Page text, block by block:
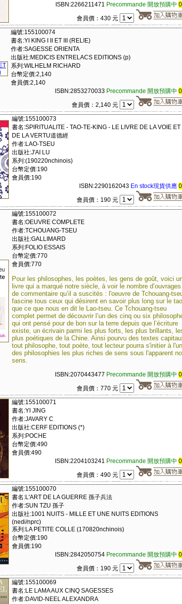
ISBN:2266211471 Precommande 開放預購中
會員價：430 元
編號:155100074
書名:YI KING I II ET III (RELIE)
作者:SAGESSE ORIENTA
出版社:MEDICIS ENTRELACS EDITIONS (p)
系列:WILHELM RICHARD
台幣定價:2,140
會員價:2,140
ISBN:2853270033 Precommande 開放預購中
會員價：2,140 元
編號:155100073
書名:SPIRITUALITE - TAO-TE-KING - LE LIVRE DE LA VOIE ET
DE LA VERTU道德經
作者:LAO-TSEU
出版社:J'AI LU
系列:(190220nchinois)
台幣定價:190
會員價:190
ISBN:2290162043 En stock現貨供應
會員價：190 元
編號:155100072
書名:OEUVRE COMPLETE
作者:TCHOUANG-TSEU
出版社:GALLIMARD
系列:FOLIO ESSAIS
台幣定價:770
會員價:770
Pour les philosophes, les poètes, les gens de goût, voici
livre qui a marqué notre siècle, à voir le nombre d’ouvrages
de commentaire qu’il a suscités : l'oeuvre de Tchouang-
fascine tous ceux qui désirent en savoir plus long sur le tao
que ce que nous en dit le Lao-tseu. Ce Tchouang-tseu
complet permet de découvrir l’un des cinq ou six
qui ont pensé pour de bon sur la terre depuis que l’écriture
existe, un écrivain parmi les plus forts, les plus brillants,
plus poétiques de la Chine. Ainsi pourvu des textes
tout philosophe, tout poète, tout lecteur pourra s'initier à
des philosophies les plus riches de sens sous l'apparent
sens.
ISBN:2070443477 Precommande 開放預購中
會員價：770 元
編號:155100071
書名:YI JING
作者:JAVARY C
出版社:CERF EDITIONS (*)
系列:POCHE
台幣定價:490
會員價:490
ISBN:2204103241 Precommande 開放預購中
會員價：490 元
編號:155100070
書名:L'ART DE LA GUERRE 孫子兵法
作者:SUN TZU 孫子
出版社:1001 NUITS - MILLE ET UNE NUITS EDITIONS
(nedi/nprc)
系列:LA PETITE COLLE (170820nchinois)
台幣定價:190
會員價:190
ISBN:2842050754 Precommande 開放預購中
會員價：190 元
編號:155100069
書名:LE LAMA AUX CINQ SAGESSES
作者:DAVID-NEEL ALEXANDRA